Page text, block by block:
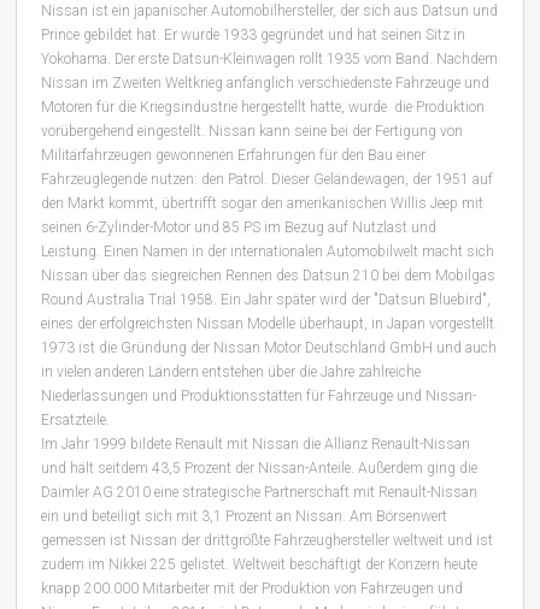
Nissan ist ein japanischer Automobilhersteller, der sich aus Datsun und
Prince gebildet hat. Er wurde 1933 gegründet und hat seinen Sitz in
Yokohama. Der erste Datsun-Kleinwagen rollt 1935 vom Band. Nachdem
Nissan im Zweiten Weltkrieg anfänglich verschiedenste Fahrzeuge und
Motoren für die Kriegsindustrie hergestellt hatte, wurde die Produktion
vorübergehend eingestellt. Nissan kann seine bei der Fertigung von
Militärfahrzeugen gewonnenen Erfahrungen für den Bau einer
Fahrzeuglegende nutzen: den Patrol. Dieser Geländewagen, der 1951 auf
den Markt kommt, übertrifft sogar den amerikanischen Willis Jeep mit
seinen 6-Zylinder-Motor und 85 PS im Bezug auf Nutzlast und
Leistung. Einen Namen in der internationalen Automobilwelt macht sich
Nissan über das siegreichen Rennen des Datsun 210 bei dem Mobilgas
Round Australia Trial 1958. Ein Jahr später wird der "Datsun Bluebird",
eines der erfolgreichsten Nissan Modelle überhaupt, in Japan vorgestellt.
1973 ist die Gründung der Nissan Motor Deutschland GmbH und auch
in vielen anderen Ländern entstehen über die Jahre zahlreiche
Niederlassungen und Produktionsstätten für Fahrzeuge und Nissan-
Ersatzteile.
Im Jahr 1999 bildete Renault mit Nissan die Allianz Renault-Nissan
und hält seitdem 43,5 Prozent der Nissan-Anteile. Außerdem ging die
Daimler AG 2010 eine strategische Partnerschaft mit Renault-Nissan
ein und beteiligt sich mit 3,1 Prozent an Nissan. Am Börsenwert
gemessen ist Nissan der drittgrößte Fahrzeughersteller weltweit und ist
zudem im Nikkei 225 gelistet. Weltweit beschäftigt der Konzern heute
knapp 200.000 Mitarbeiter mit der Produktion von Fahrzeugen und